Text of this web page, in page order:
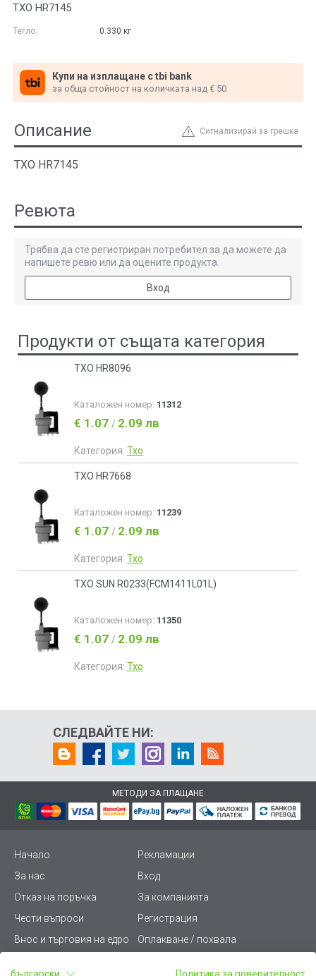
ТХО HR7145
Тегло: 0.330 кг
Купи на изплащане с tbi bank
за обща стойност на количката над € 50
Сигнализирай за грешка
Описание
ТХО HR7145
Ревюта
Трябва да сте регистриран потребител за да можете да
напишете ревю или да оцените продукта.
Вход
Продукти от същата категория
ТХО HR8096
Каталожен номер: 11312
€ 1.07 / 2.09 лв
Категория: Тхо
ТХО HR7668
Каталожен номер: 11239
€ 1.07 / 2.09 лв
Категория: Тхо
ТХО SUN R0233(FCM1411L01L)
Каталожен номер: 11350
€ 1.07 / 2.09 лв
Категория: Тхо
СЛЕДВАЙТЕ НИ:
МЕТОДИ ЗА ПЛАЩАНЕ
Начало
Рекламации
За нас
Вход
Отказ на поръчка
За компанията
Чести въпроси
Регистрация
Внос и търговия на едро
Оплакване / похвала
български
Политика за поверителност